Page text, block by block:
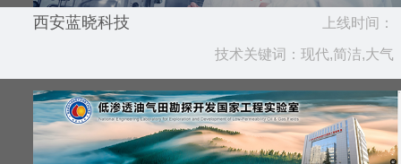
西安蓝晓科技 上线时间：
2025.02
技术关键词：现代,简洁,大气